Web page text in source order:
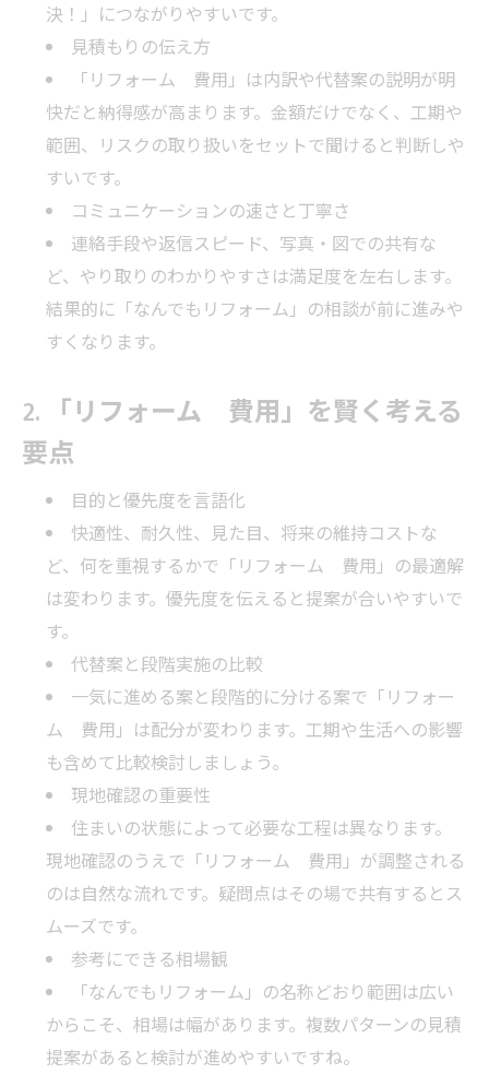
決！」につながりやすいです。
見積もりの伝え方
「リフォーム 費用」は内訳や代替案の説明が明
快だと納得感が高まります。金額だけでなく、工期や
範囲、リスクの取り扱いをセットで聞けると判断しや
すいです。
コミュニケーションの速さと丁寧さ
連絡手段や返信スピード、写真・図での共有な
ど、やり取りのわかりやすさは満足度を左右します。
結果的に「なんでもリフォーム」の相談が前に進みや
すくなります。
2. 「リフォーム 費用」を賢く考える
要点
目的と優先度を言語化
快適性、耐久性、見た目、将来の維持コストな
ど、何を重視するかで「リフォーム 費用」の最適解
は変わります。優先度を伝えると提案が合いやすいで
す。
代替案と段階実施の比較
一気に進める案と段階的に分ける案で「リフォー
ム 費用」は配分が変わります。工期や生活への影響
も含めて比較検討しましょう。
現地確認の重要性
住まいの状態によって必要な工程は異なります。
現地確認のうえで「リフォーム 費用」が調整される
のは自然な流れです。疑問点はその場で共有するとス
ムーズです。
参考にできる相場観
「なんでもリフォーム」の名称どおり範囲は広い
からこそ、相場は幅があります。複数パターンの見積
提案があると検討が進めやすいですね。